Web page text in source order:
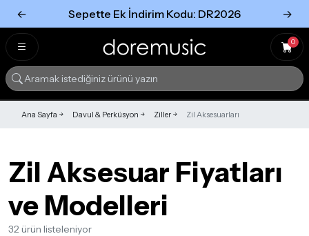
← Sepette Ek İndirim Kodu: DR2026 →
0
Ana Sayfa Davul & Perküsyon Ziller Zil Aksesuarları
Zil Aksesuar Fiyatları
ve Modelleri
32 ürün listeleniyor
Tümünü Gör
Tümünü gör